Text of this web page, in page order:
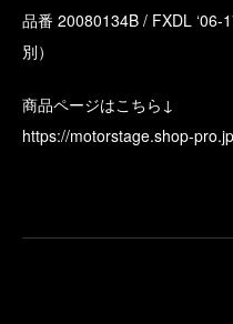
品番 20080134B / FXDL
別）
商品ページはこちら↓
https://motorstage.shop-